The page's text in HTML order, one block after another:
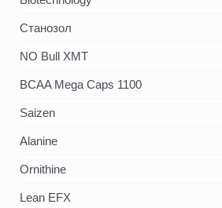
Станозол
NO Bull XMT
BCAA Mega Caps 1100
Saizen
Alanine
Ornithine
Lean EFX